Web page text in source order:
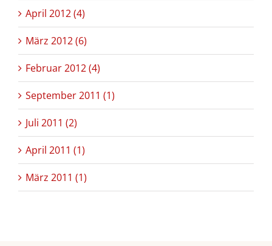
April 2012 (4)
März 2012 (6)
Februar 2012 (4)
September 2011 (1)
Juli 2011 (2)
April 2011 (1)
März 2011 (1)